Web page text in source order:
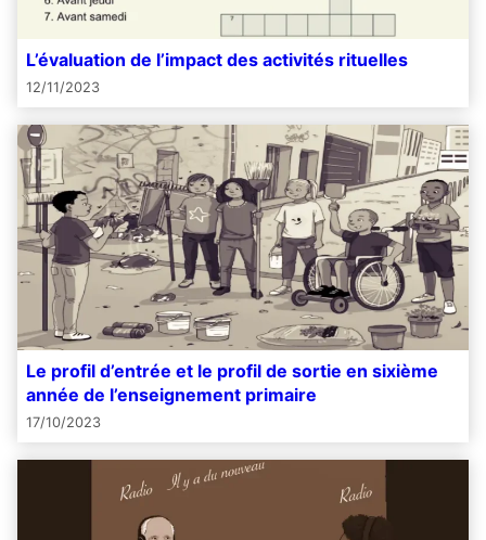
L’évaluation de l’impact des activités rituelles
12/11/2023
Le profil d’entrée et le profil de sortie en sixième
année de l’enseignement primaire
17/10/2023